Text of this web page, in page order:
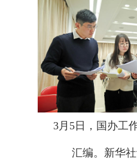
3月5日，国办工
汇编。新华